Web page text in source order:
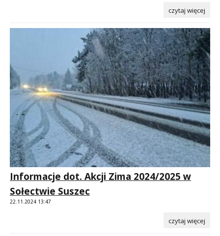
czytaj więcej
Informacje dot. Akcji Zima 2024/2025 w
Sołectwie Suszec
22.11.2024 13:47
czytaj więcej